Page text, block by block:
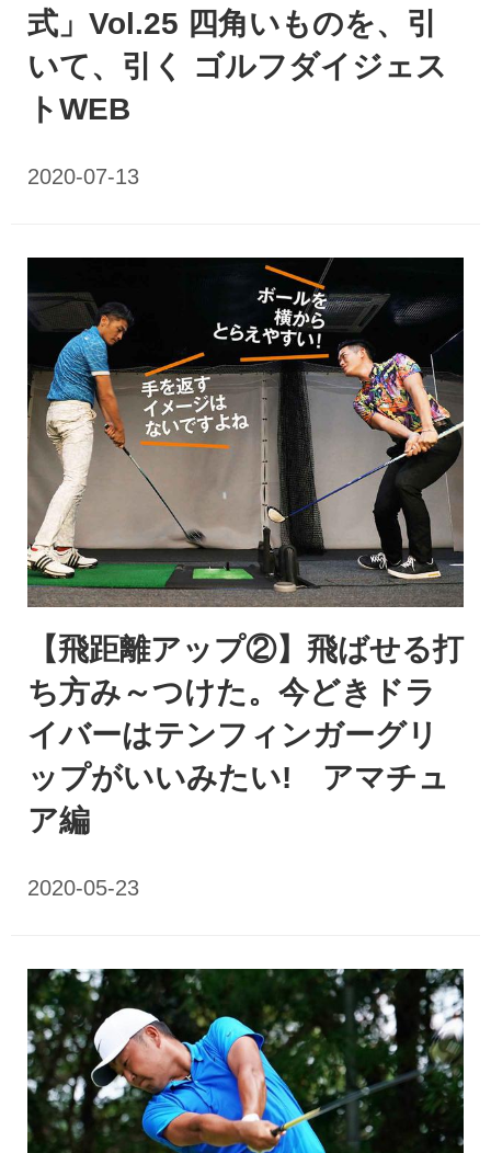
式」Vol.25 四角いものを、引
いて、引く ゴルフダイジェス
トWEB
【飛距離アップ②】飛ばせる打
ち方み～つけた。今どきドラ
イバーはテンフィンガーグリ
ップがいいみたい! アマチュ
ア編